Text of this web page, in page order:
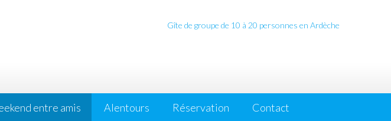
Gîte de groupe de 10 à 20 personnes en Ardèche
entre amis Alentours Réservation Contact